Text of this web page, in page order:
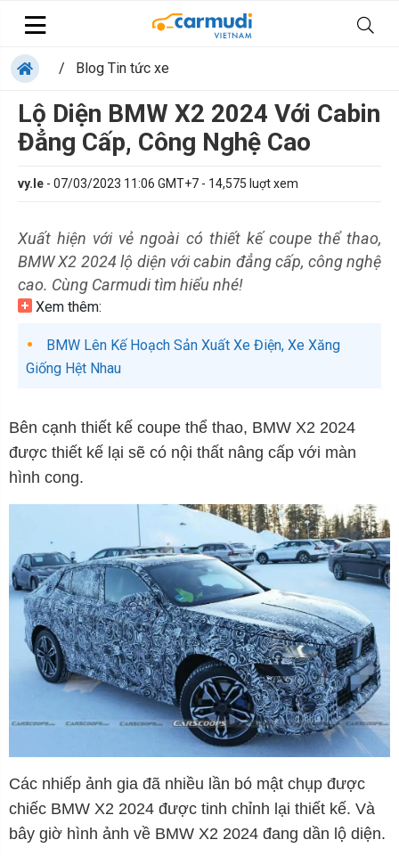
/ Blog Tin tức xe
Lộ Diện BMW X2 2024 Với Cabin
Đẳng Cấp, Công Nghệ Cao
vy.le - 07/03/2023 11:06 GMT+7 - 14,575 luợt xem
Xuất hiện với vẻ ngoài có thiết kế coupe thể thao,
BMW X2 2024 lộ diện với cabin đẳng cấp, công nghệ
cao. Cùng Carmudi tìm hiểu nhé!
Xem thêm:
BMW Lên Kế Hoạch Sản Xuất Xe Điện, Xe Xăng
Giống Hệt Nhau
Bên cạnh thiết kế coupe thể thao, BMW X2 2024
được thiết kế lại sẽ có nội thất nâng cấp với màn
hình cong.
Các nhiếp ảnh gia đã nhiều lần bó mật chụp được
chiếc BMW X2 2024 được tinh chỉnh lại thiết kế. Và
bây giờ hình ảnh về BMW X2 2024 đang dần lộ diện.